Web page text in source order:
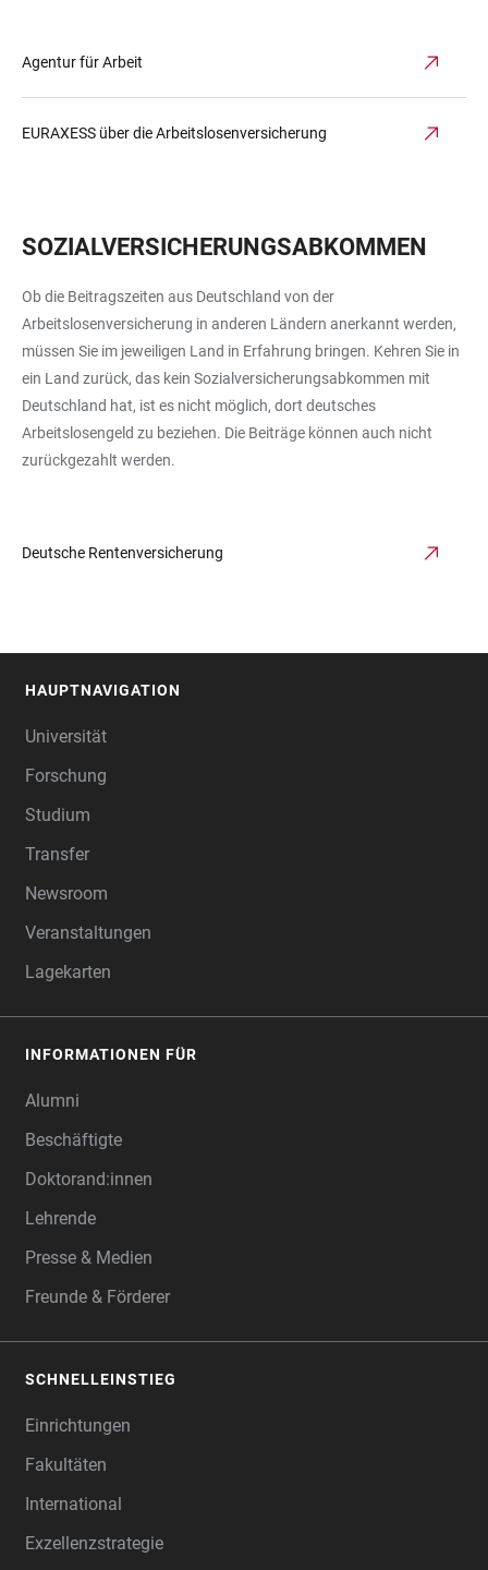
Agentur für Arbeit
EURAXESS über die Arbeitslosenversicherung
SOZIALVERSICHERUNGSABKOMMEN
Ob die Beitragszeiten aus Deutschland von der
Arbeitslosenversicherung in anderen Ländern anerkannt werden,
müssen Sie im jeweiligen Land in Erfahrung bringen. Kehren Sie in
ein Land zurück, das kein Sozialversicherungsabkommen mit
Deutschland hat, ist es nicht möglich, dort deutsches
Arbeitslosengeld zu beziehen. Die Beiträge können auch nicht
zurückgezahlt werden.
Deutsche Rentenversicherung
HAUPTNAVIGATION
Universität
Forschung
Studium
Transfer
Newsroom
Veranstaltungen
Lagekarten
INFORMATIONEN FÜR
Alumni
Beschäftigte
Doktorand:innen
Lehrende
Presse & Medien
Freunde & Förderer
SCHNELLEINSTIEG
Einrichtungen
Fakultäten
International
Exzellenzstrategie